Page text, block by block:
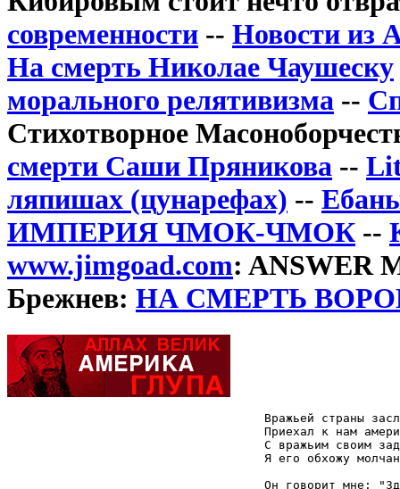
современности -- Новости из
На смерть Николае Чаушеску
морального релятивизма --
Стихотворное
смерти Саши Пряникова --
ляпишах (цунарефах) --
ИМПЕРИЯ ЧМОК-ЧМОК --
www.jimgoad.com: ANSWER
Брежнев: НА СМЕРТЬ
Вражьей страны
Приехал к нам
С вражьим своим
Я его обхожу
Он говорит мне: